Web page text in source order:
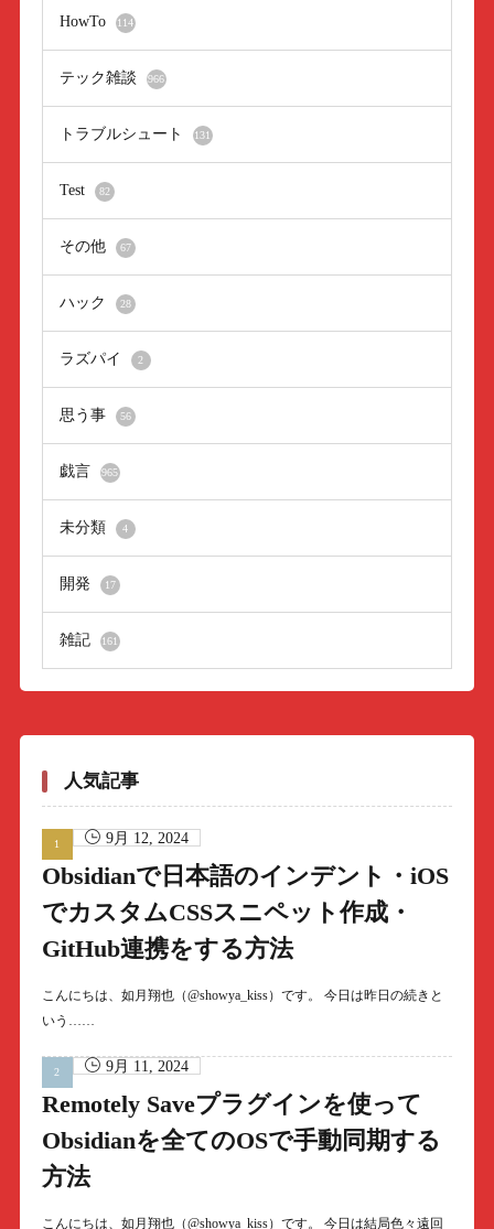
HowTo 114
テック雑談 966
トラブルシュート 131
Test 82
その他 67
ハック 28
ラズパイ 2
思う事 56
戯言 965
未分類 4
開発 17
雑記 161
人気記事
9月 12, 2024
Obsidianで日本語のインデント・iOS
でカスタムCSSスニペット作成・
GitHub連携をする方法
こんにちは、如月翔也（@showya_kiss）です。 今日は昨日の続きと
いう……
9月 11, 2024
Remotely Saveプラグインを使って
Obsidianを全てのOSで手動同期する
方法
こんにちは、如月翔也（@showya_kiss）です。 今日は結局色々遠回